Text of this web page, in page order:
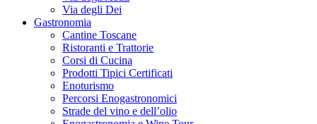
Via degli Dei
Gastronomia
Cantine Toscane
Ristoranti e Trattorie
Corsi di Cucina
Prodotti Tipici Certificati
Enoturismo
Percorsi Enogastronomici
Strade del vino e dell’olio